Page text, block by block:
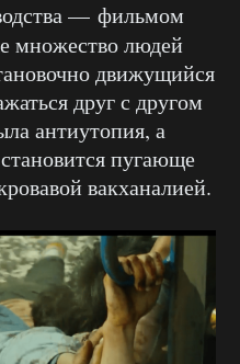
— фильмом
множество людей
движущийся
друг с другом
антиутопия, а
пугающе
вакханалией.